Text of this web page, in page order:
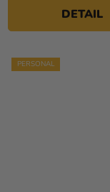
DETAIL
PERSONAL